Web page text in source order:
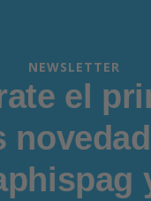
NEWSLETTER
el